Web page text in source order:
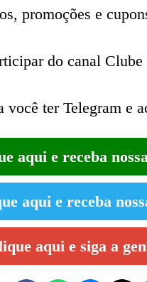
promoções e
do canal
você ter Telegram e
aqui e receba
aqui e receba
aqui e siga a